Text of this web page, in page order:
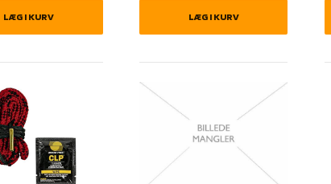
LÆG I KURV LÆG I KURV